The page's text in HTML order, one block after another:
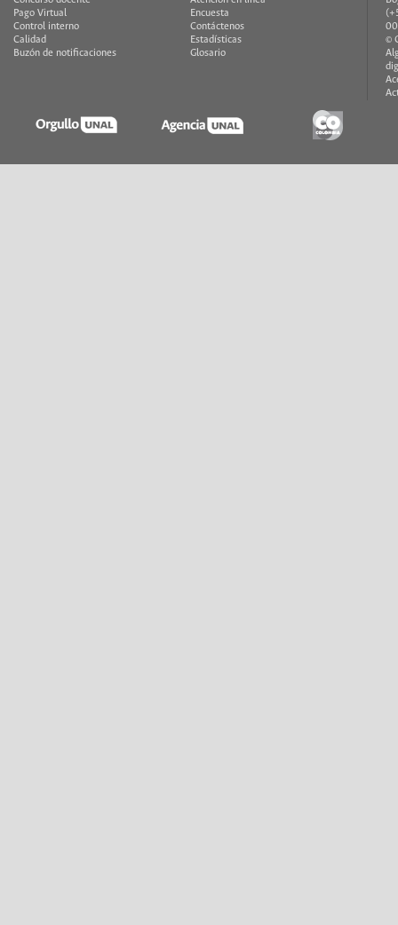
Pago Virtual
Control interno
Calidad
Buzón de notificaciones
Encuesta
Contáctenos
Estadísticas
Glosario
©